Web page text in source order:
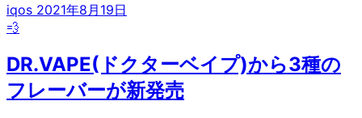
iqos 2021年8月19日
💨
DR.VAPE(ドクターベイプ)から3種の
フレーバーが新発売